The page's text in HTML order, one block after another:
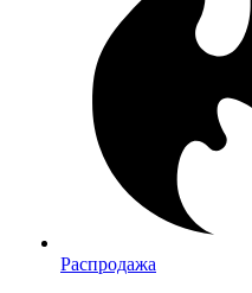
Распродажа